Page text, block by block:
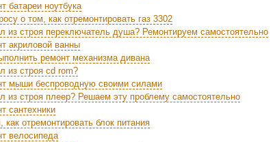
батареи ноутбука
о том, как отремонтировать газ 3302
из строя переключатель душа? Ремонтируем самостоятельно
акриловой ванны
ремонт механизма дивана
из строя cd rom?
мыши беспроводную своими силами
из строя плеер? Решаем эту проблему самостоятельно
сантехники
как отремонтировать блок питания
велосипеда